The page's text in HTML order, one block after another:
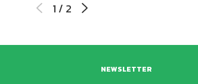
1 / 2
NEWSLETTER